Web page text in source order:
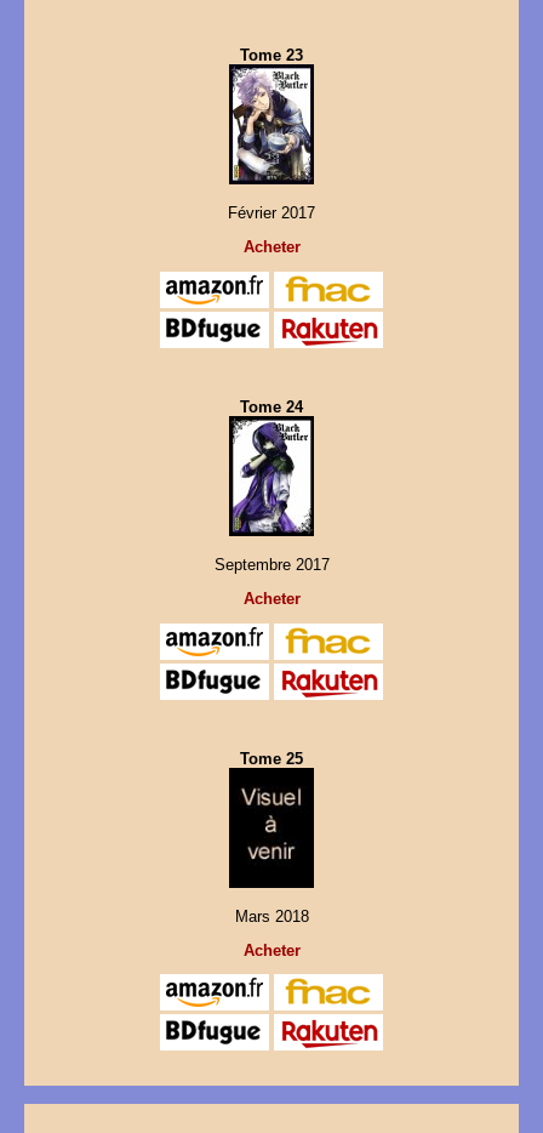
Tome 23
Février 2017
Acheter
Tome 24
Septembre 2017
Acheter
Tome 25
Mars 2018
Acheter